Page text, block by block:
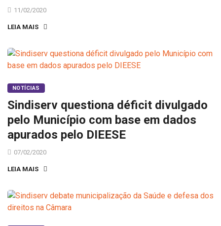
11/02/2020
LEIA MAIS
NOTÍCIAS
Sindiserv questiona déficit divulgado
pelo Município com base em dados
apurados pelo DIEESE
07/02/2020
LEIA MAIS